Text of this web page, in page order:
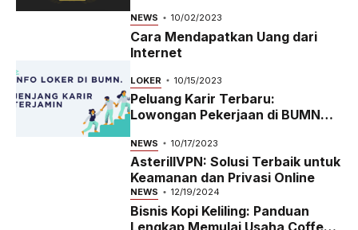
NEWS 10/02/2023
Cara Mendapatkan Uang dari
Internet
LOKER 10/15/2023
Peluang Karir Terbaru:
Lowongan Pekerjaan di BUMN
NEWS 10/17/2023
AsterillVPN: Solusi Terbaik untuk
Keamanan dan Privasi Online
NEWS 12/19/2024
Bisnis Kopi Keliling: Panduan
Lengkap Memulai Usaha Coffee